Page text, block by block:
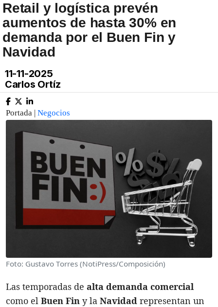
Retail y logística prevén
aumentos de hasta 30% en
demanda por el Buen Fin y
Navidad
11-11-2025
Carlos Ortíz
Portada | Negocios
Foto: Gustavo Torres (NotiPress/Composición)
Las temporadas de alta demanda comercial
como el Buen Fin y la Navidad representan un